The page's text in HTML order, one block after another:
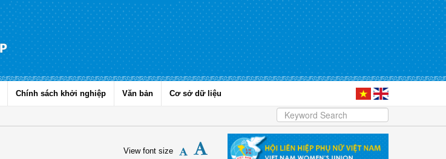
Chính sách khởi nghiệp Văn bản Cơ sở dữ liệu
View font size